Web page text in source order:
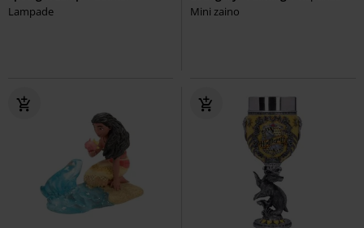
Lampade
Mini zaino